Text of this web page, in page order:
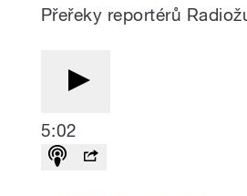
Přeřeky reportérů
5:02